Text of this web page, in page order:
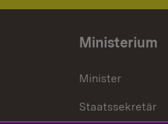
Ministerium
Minister
Staatssekretär